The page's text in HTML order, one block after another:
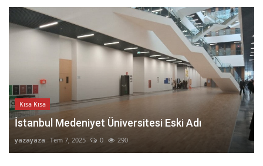
Kısa Kısa
İstanbul Medeniyet Üniversitesi Eski Adı
yazayaza Tem 7, 2025 0 290